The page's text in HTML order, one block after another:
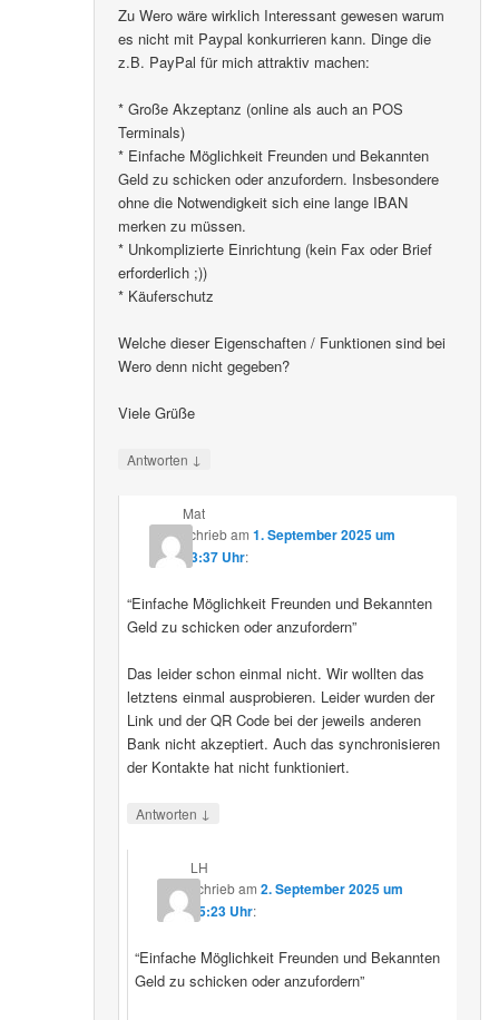
Zu Wero wäre wirklich Interessant gewesen warum
es nicht mit Paypal konkurrieren kann. Dinge die
z.B. PayPal für mich attraktiv machen:
* Große Akzeptanz (online als auch an POS
Terminals)
* Einfache Möglichkeit Freunden und Bekannten
Geld zu schicken oder anzufordern. Insbesondere
ohne die Notwendigkeit sich eine lange IBAN
merken zu müssen.
* Unkomplizierte Einrichtung (kein Fax oder Brief
erforderlich ;))
* Käuferschutz
Welche dieser Eigenschaften / Funktionen sind bei
Wero denn nicht gegeben?
Viele Grüße
Antworten ↓
Mat
schriebam 1. September 2025 um
23:37 Uhr:
“Einfache Möglichkeit Freunden und Bekannten
Geld zu schicken oder anzufordern”
Das leider schon einmal nicht. Wir wollten das
letztens einmal ausprobieren. Leider wurden der
Link und der QR Code bei der jeweils anderen
Bank nicht akzeptiert. Auch das synchronisieren
der Kontakte hat nicht funktioniert.
Antworten ↓
LH
schriebam2. September 2025 um
15:23 Uhr:
“Einfache Möglichkeit Freunden und Bekannten
Geld zu schicken oder anzufordern”